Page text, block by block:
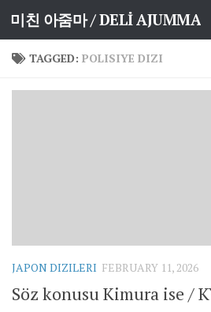
Skip to content
미친 아줌마 / DELİ AJUMMA
TAGGED: POLISIYE DIZI
JAPON DIZILERI FEBRUARY 11, 2026
Söz konusu Kimura ise /